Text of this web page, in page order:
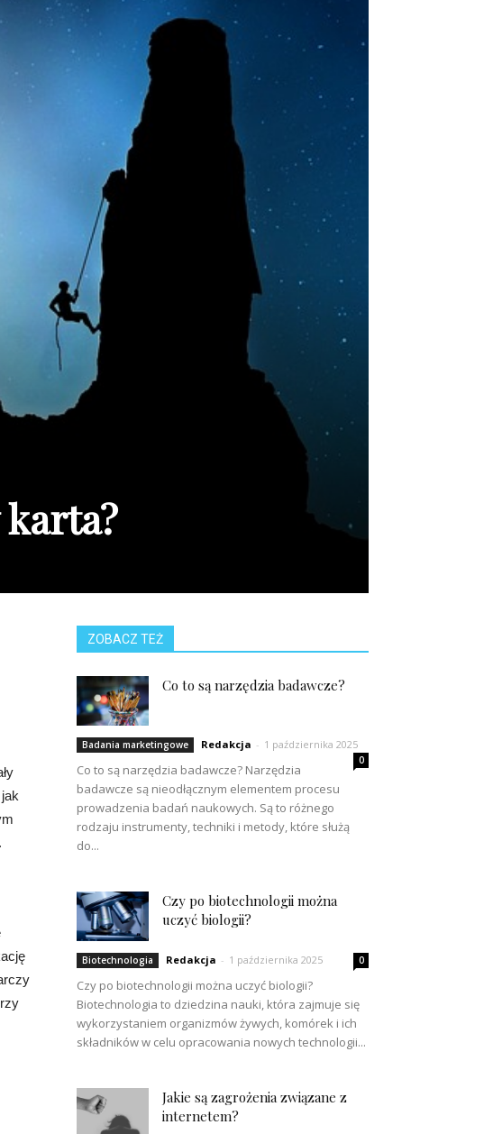
ZOBACZ TEŻ
Co to są narzędzia badawcze?
Badania marketingowe Redakcja - 1 października 2025
0
Co to są narzędzia badawcze? Narzędzia
badawcze są nieodłącznym elementem procesu
prowadzenia badań naukowych. Są to różnego
rodzaju instrumenty, techniki i metody, które służą
do...
Czy po biotechnologii można
uczyć biologii?
Biotechnologia Redakcja - 1 października 2025 0
Czy po biotechnologii można uczyć biologii?
Biotechnologia to dziedzina nauki, która zajmuje się
wykorzystaniem organizmów żywych, komórek i ich
składników w celu opracowania nowych technologii...
Jakie są zagrożenia związane z
internetem?